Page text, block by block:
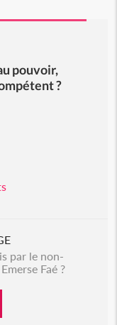
pouvoir,
?
par le non-
Faé ?